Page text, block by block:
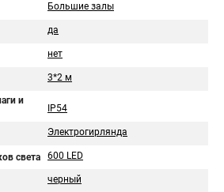
Большие залы
да
нет
3*2 м
и
IP54
Электрогирлянда
света 600 LED
черный